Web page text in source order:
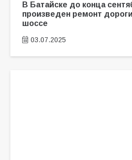
В Батайске до конца
произведен ремонт
шоссе
03.07.2025